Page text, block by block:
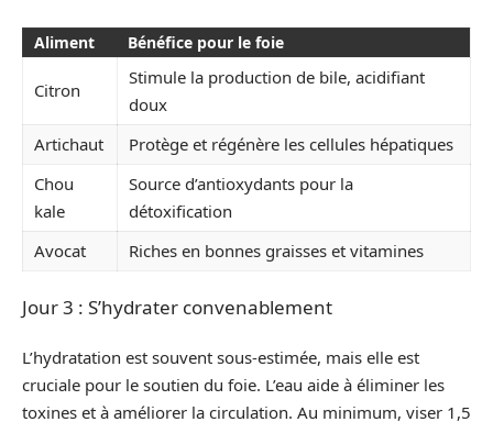
Aliment Bénéfice pour le foie
Citron
Stimule la production de bile, acidifiant
doux
Artichaut
Protège et régénère les cellules hépatiques
Chou
kale
Source d’antioxydants pour la
détoxification
Avocat
Riches en bonnes graisses et vitamines
Jour 3 : S’hydrater convenablement
L’hydratation est souvent sous-estimée, mais elle est
cruciale pour le soutien du foie. L’eau aide à éliminer les
toxines et à améliorer la circulation. Au minimum, viser 1,5